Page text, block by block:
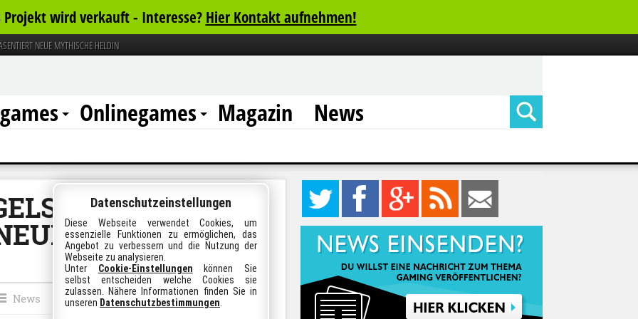
Projekt wird verkauft - Interesse? Hier Kontakt aufnehmen!
NEUE MYTHISCHE HELDIN
Onlinegames Magazin News
2
MYTHISCHE
News
0 12 27 Feed Mail
Datenschutzeinstellungen
Diese Webseite verwendet Cookies, um
essenzielle Funktionen zu ermöglichen, das
Angebot zu verbessern und die Nutzung der
Webseite zu analysieren.
Unter Cookie-Einstellungen können Sie
selbst entscheiden welche Cookies sie
zulassen. Nähere Informationen finden Sie in
unseren Datenschutzbestimmungen